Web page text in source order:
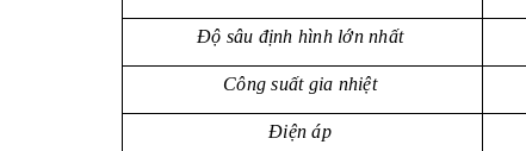
Độ sâu định hình lớn nhất
Công suất gia nhiệt
Điện áp